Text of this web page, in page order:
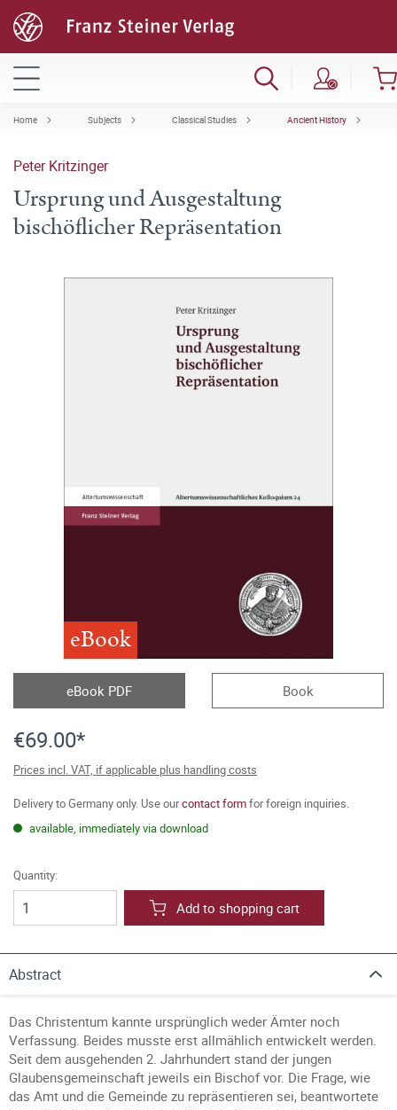
Home Subjects Classical Studies Ancient History
Peter Kritzinger
Ursprung und Ausgestaltung
bischöflicher Repräsentation
eBook
eBook PDF Book
€69.00*
Prices incl. VAT, if applicable plus handling costs
Delivery to Germany only. Use ourcontact formfor foreign inquiries.
available, immediately via download
Quantity:
Add to shopping cart
Abstract
Das Christentum kannte ursprünglich weder Ämter noch
Verfassung. Beides musste erst allmählich entwickelt werden.
Seit dem ausgehenden 2. Jahrhundert stand der jungen
Glaubensgemeinschaft jeweils ein Bischof vor. Die Frage, wie
das Amt und die Gemeinde zu repräsentieren sei, beantwortete